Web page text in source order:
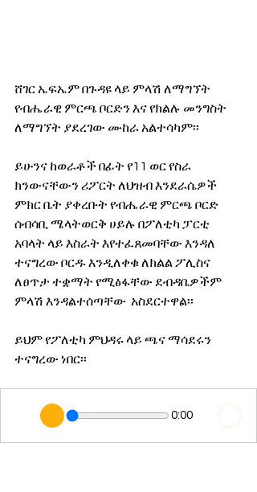
ሸገር ኤፍኤም በጉዳዩ ላይ ምላሽ ለማግኘት
የብሔራዊ ምርጫ ቦርድን እና የክልሉ መንግስት
ለማግኘት ያደረገው ሙከራ አልተሳካም፡፡
ይሁንና ከወራቶች በፊት የ11 ወር የስራ
ክንውናቸውን ሪፖርት ለህዝብ እንደራሴዎች
ምክር ቤት ያቀረቡት የብሔራዊ ምርጫ ቦርድ
ሰብሳቢ ሜላትወርቅ ሀይሉ በፖለቲካ ፓርቲ
አባላት ላይ እስራት እየተፈጸመባቸው እንዳለ
ተናግረው ቦርዱ እንዲለቀቁ ለክልል ፖሊስና
ለፀጥታ ተቋማት የሚፅፋቸው ደብዳቤዎችም
ምላሽ እንዳልተሰጣቸው  አስደርተዋል፡፡
ይህም የፖለቲካ ምህዳሩ ላይ ጫና ማሳደሩን
ተናግረው ነበር፡፡
0:00